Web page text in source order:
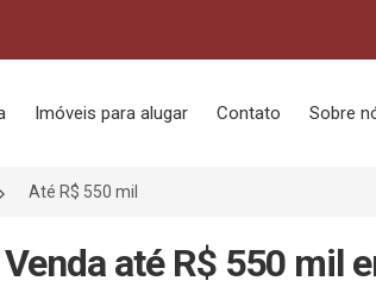
Imóveis para alugar Contato Sobre
Até R$ 550 mil
até R$ 550 mil